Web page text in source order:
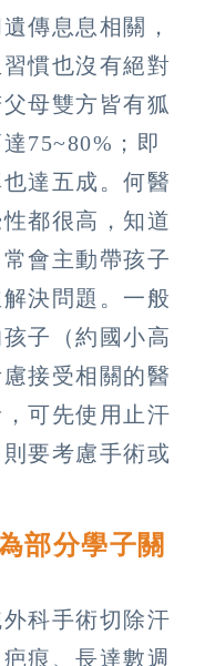
傳息息相關，
慣也沒有絕對
母雙方皆有狐
75~80%；即
達五成。何醫
都很高，知道
會主動帶孩子
決問題。一般
子（約國小高
接受相關的醫
可先使用止汗
要考慮手術或
部分學子關
科手術切除汗
痕、長達數週